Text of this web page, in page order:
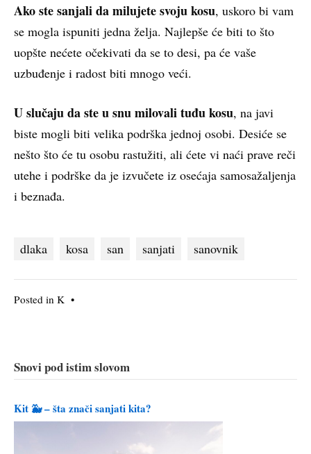
Ako ste sanjali da milujete svoju kosu, uskoro bi vam
se mogla ispuniti jedna želja. Najlepše će biti to što
uopšte nećete očekivati da se to desi, pa će vaše
uzbuđenje i radost biti mnogo veći.
U slučaju da ste u snu milovali tuđu kosu, na javi
biste mogli biti velika podrška jednoj osobi. Desiće se
nešto što će tu osobu rastužiti, ali ćete vi naći prave reči
utehe i podrške da je izvučete iz osećaja samosažaljenja
i beznađa.
dlaka kosa san sanjati sanovnik
Posted in K •
Snovi pod istim slovom
Kit 🐳 – šta znači sanjati kita?